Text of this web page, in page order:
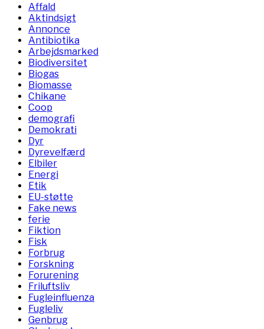
Affald
Aktindsigt
Annonce
Antibiotika
Arbejdsmarked
Biodiversitet
Biogas
Biomasse
Chikane
Coop
demografi
Demokrati
Dyr
Dyrevelfærd
Elbiler
Energi
Etik
EU-støtte
Fake news
ferie
Fiktion
Fisk
Forbrug
Forskning
Forurening
Friluftsliv
Fugleinfluenza
Fugleliv
Genbrug